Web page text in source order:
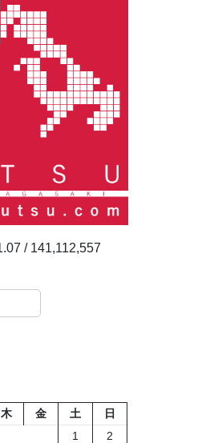
141,112,557
木 金 土
日
1
2